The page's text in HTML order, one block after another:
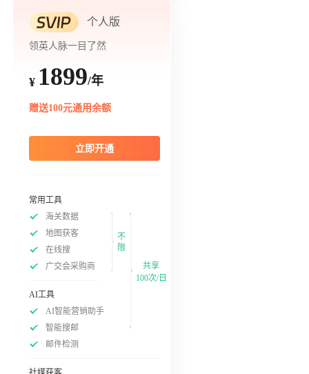
个人版
领英人脉一目了然
¥ 1899/年
赠送100元通用余额
立即开通
常用工具
海关数据
地图获客
在线搜
广交会采购商
不
限
AI工具
AI智能营销助手
智能搜邮
邮件检测
共享
100次/日